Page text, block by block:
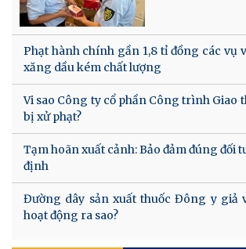
Phạt hành chính gần 1,8 tỉ đồng các vụ
xăng dầu kém chất lượng
Vi sao Công ty cổ phần Công trình Giao
bị xử phạt?
Tạm hoãn xuất cảnh: Bảo đảm đúng đối
định
Đường dây sản xuất thuốc Đông y giả
hoạt động ra sao?